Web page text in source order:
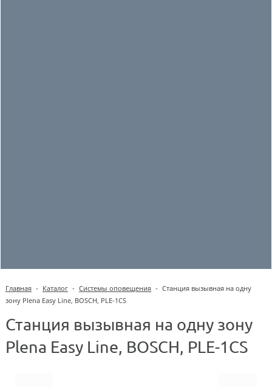
Главная - Каталог - Системы оповещения - Станция вызывная на одну
зону Plena Easy Line, BOSCH, PLE-1CS
Станция вызывная на одну зону
Plena Easy Line, BOSCH, PLE-1CS